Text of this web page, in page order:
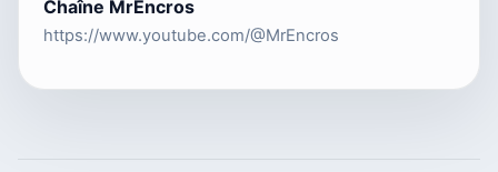
Chaîne MrEncros
https://www.youtube.com/@MrEncros